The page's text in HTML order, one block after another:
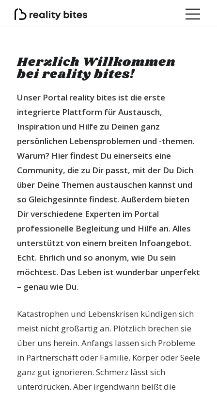
Herzlich Willkommen
bei reality bites!
Unser Portal reality bites ist die erste
integrierte Plattform für Austausch,
Inspiration und Hilfe zu Deinen ganz
persönlichen Lebensproblemen und -themen.
Warum? Hier findest Du einerseits eine
Community, die zu Dir passt, mit der Du Dich
über Deine Themen austauschen kannst und
so Gleichgesinnte findest. Außerdem bieten
Dir verschiedene Experten im Portal
professionelle Begleitung und Hilfe an. Alles
unterstützt von einem breiten Infoangebot.
Echt. Ehrlich und so anonym, wie Du sein
möchtest. Das Leben ist wunderbar unperfekt
– genau wie Du.
Katastrophen und Lebenskrisen kündigen sich
meist nicht großartig an. Plötzlich brechen sie
über uns herein. Anfangs lassen sich Probleme
in Partnerschaft oder Familie, Körper oder Seele
ganz gut ignorieren. Schmerz lässt sich
unterdrücken. Aber irgendwann beißt die